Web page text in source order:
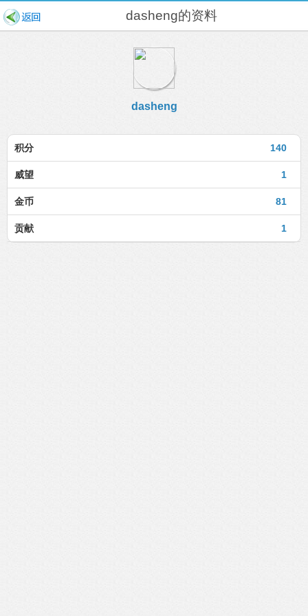
dasheng的资料
dasheng
140
积分
1
威望
81
金币
1
贡献